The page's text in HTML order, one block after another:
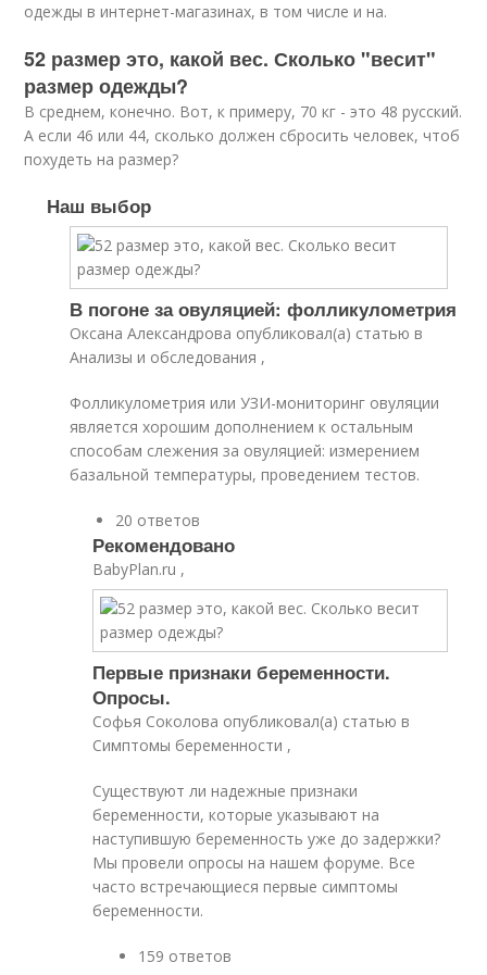
одежды в интернет-магазинах, в том числе и на.
52 размер это, какой вес. Сколько "весит"
размер одежды?
В среднем, конечно. Вот, к примеру, 70 кг - это 48 русский.
А если 46 или 44, сколько должен сбросить человек, чтоб
похудеть на размер?
Наш выбор
В погоне за овуляцией: фолликулометрия
Оксана Александрова опубликовал(а) статью в
Анализы и обследования ,
Фолликулометрия или УЗИ-мониторинг овуляции
является хорошим дополнением к остальным
способам слежения за овуляцией: измерением
базальной температуры, проведением тестов.
20 ответов
Рекомендовано
BabyPlan.ru ,
Первые признаки беременности.
Опросы.
Софья Соколова опубликовал(а) статью в
Симптомы беременности ,
Существуют ли надежные признаки
беременности, которые указывают на
наступившую беременность уже до задержки?
Мы провели опросы на нашем форуме. Все
часто встречающиеся первые симптомы
беременности.
159 ответов